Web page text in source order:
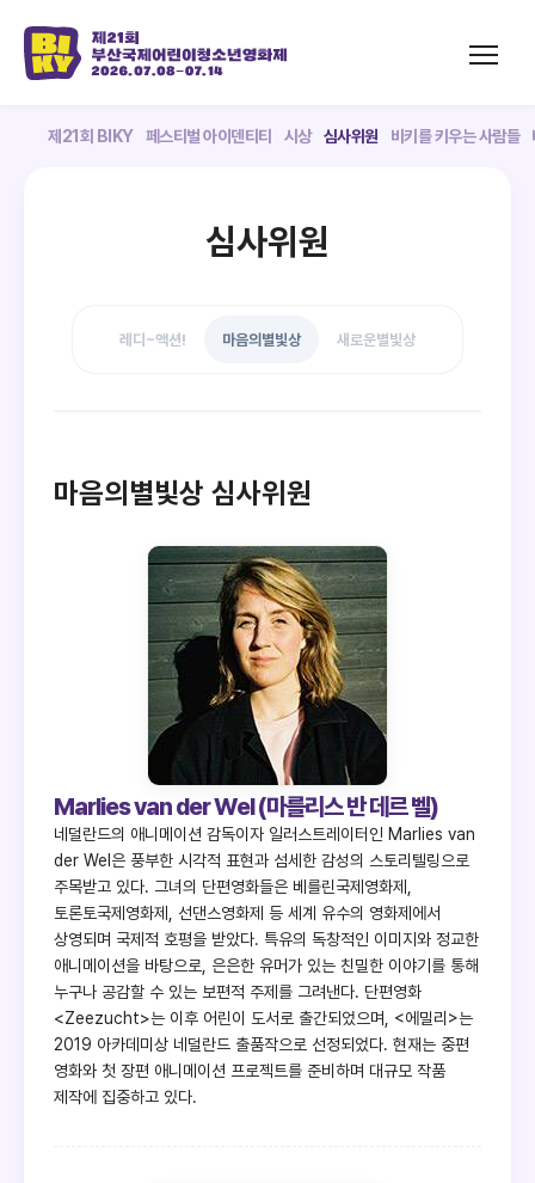
제21회 BIKY 페스티벌 아이덴티티 시상 심사위원 비키를 키우는 사람들
심사위원
레디~액션! 마음의별빛상 새로운별빛상
마음의별빛상 심사위원
Marlies van der Wel (마를리스 반 데르 벨)
네덜란드의 애니메이션 감독이자 일러스트레이터인 Marlies van
der Wel은 풍부한 시각적 표현과 섬세한 감성의 스토리텔링으로
주목받고 있다. 그녀의 단편영화들은 베를린국제영화제,
토론토국제영화제, 선댄스영화제 등 세계 유수의 영화제에서
상영되며 국제적 호평을 받았다. 특유의 독창적인 이미지와 정교한
애니메이션을 바탕으로, 은은한 유머가 있는 친밀한 이야기를 통해
누구나 공감할 수 있는 보편적 주제를 그려낸다. 단편영화
<Zeezucht>는 이후 어린이 도서로 출간되었으며, <에밀리>는
2019 아카데미상 네덜란드 출품작으로 선정되었다. 현재는 중편
영화와 첫 장편 애니메이션 프로젝트를 준비하며 대규모 작품
제작에 집중하고 있다.